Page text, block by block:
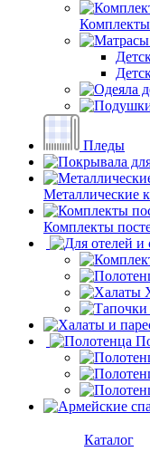
Комплекты
Пледы
Металлические
Комплекты
Каталог